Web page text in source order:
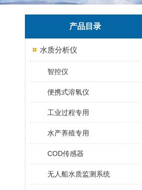
产品目录
水质分析仪
智控仪
便携式溶氧仪
工业过程专用
水产养殖专用
COD传感器
无人船水质监测系统